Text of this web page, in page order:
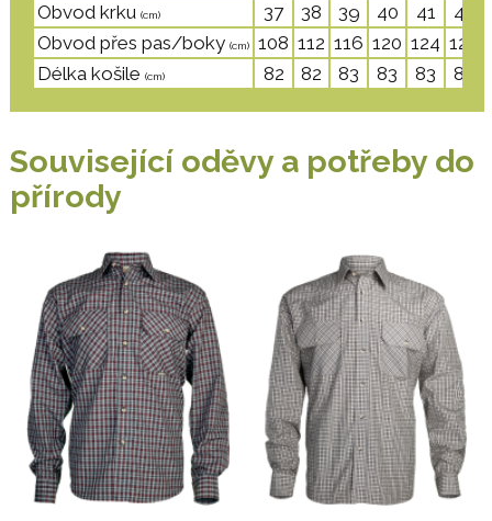
Obvod krku (cm) 37 38 39 40 41 42
Obvod přes pas/boky (cm) 108 112 116 120 124 128
Délka košile (cm) 82 82 83 83 83 83
Související oděvy a potřeby do
přírody